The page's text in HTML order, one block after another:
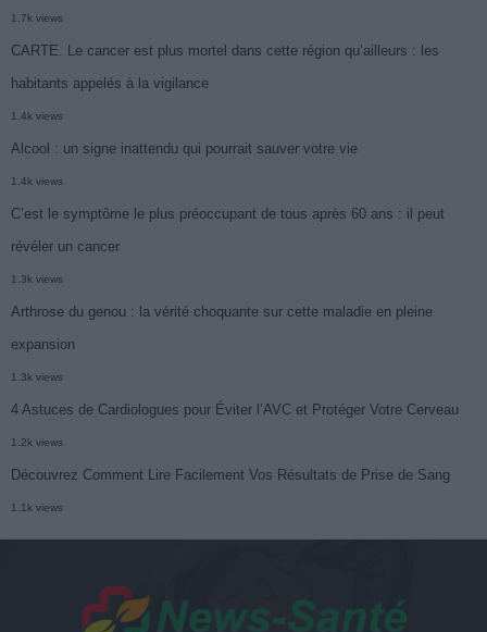
1.7k views
CARTE. Le cancer est plus mortel dans cette région qu’ailleurs : les
habitants appelés à la vigilance
1.4k views
Alcool : un signe inattendu qui pourrait sauver votre vie
1.4k views
C’est le symptôme le plus préoccupant de tous après 60 ans : il peut
révéler un cancer
1.3k views
Arthrose du genou : la vérité choquante sur cette maladie en pleine
expansion
1.3k views
4 Astuces de Cardiologues pour Éviter l’AVC et Protéger Votre Cerveau
1.2k views
Découvrez Comment Lire Facilement Vos Résultats de Prise de Sang
1.1k views